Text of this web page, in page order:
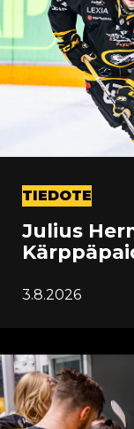
TIEDOTE
Julius
3.8.2026